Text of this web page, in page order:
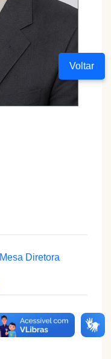
Voltar
Mesa Diretora